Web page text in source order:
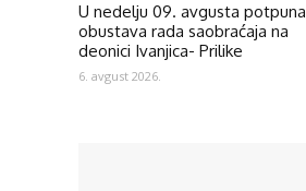
U nedelju 09. avgusta potpuna
obustava rada saobraćaja na
deonici Ivanjica- Prilike
6. avgust 2026.